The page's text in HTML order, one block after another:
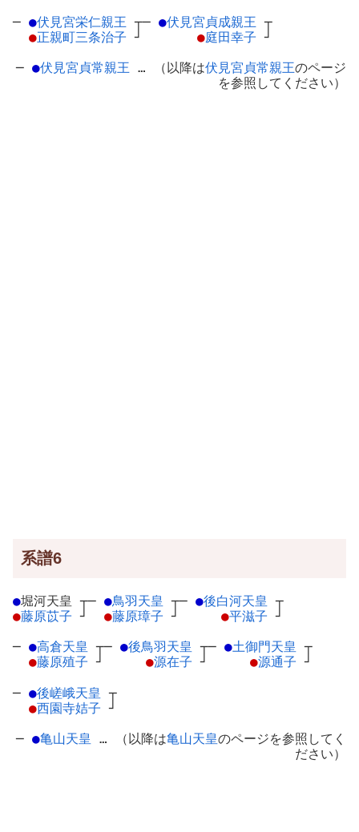
─ ●伏見宮栄仁親王 ┬
●正親町三条治子 ┘
─ ●伏見宮貞成親王 ┬
●庭田幸子 ┘
─ ●伏見宮貞常親王 … （以降は伏見宮貞常親王のページ
を参照してください）
系譜6
●堀河天皇 ┬
●藤原苡子 ┘
─ ●鳥羽天皇 ┬
●藤原璋子 ┘
─ ●後白河天皇 ┬
●平滋子 ┘
─ ●高倉天皇 ┬
●藤原殖子 ┘
─ ●後鳥羽天皇 ┬
●源在子 ┘
─ ●土御門天皇 ┬
●源通子 ┘
─ ●後嵯峨天皇 ┬
●西園寺姞子 ┘
─ ●亀山天皇 … （以降は亀山天皇のページを参照してく
ださい）